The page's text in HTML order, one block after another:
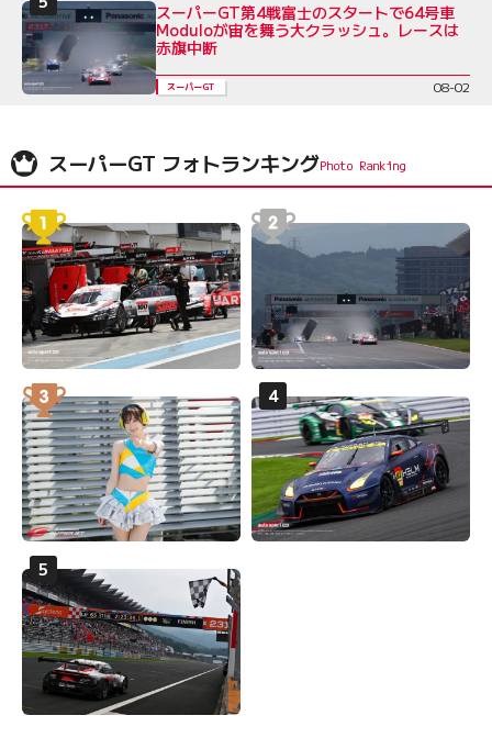
スーパーGT第4戦富士のスタートで64号車
Moduloが宙を舞う大クラッシュ。レースは
赤旗中断
スーパーGT 08-02
スーパーGT フォトランキング